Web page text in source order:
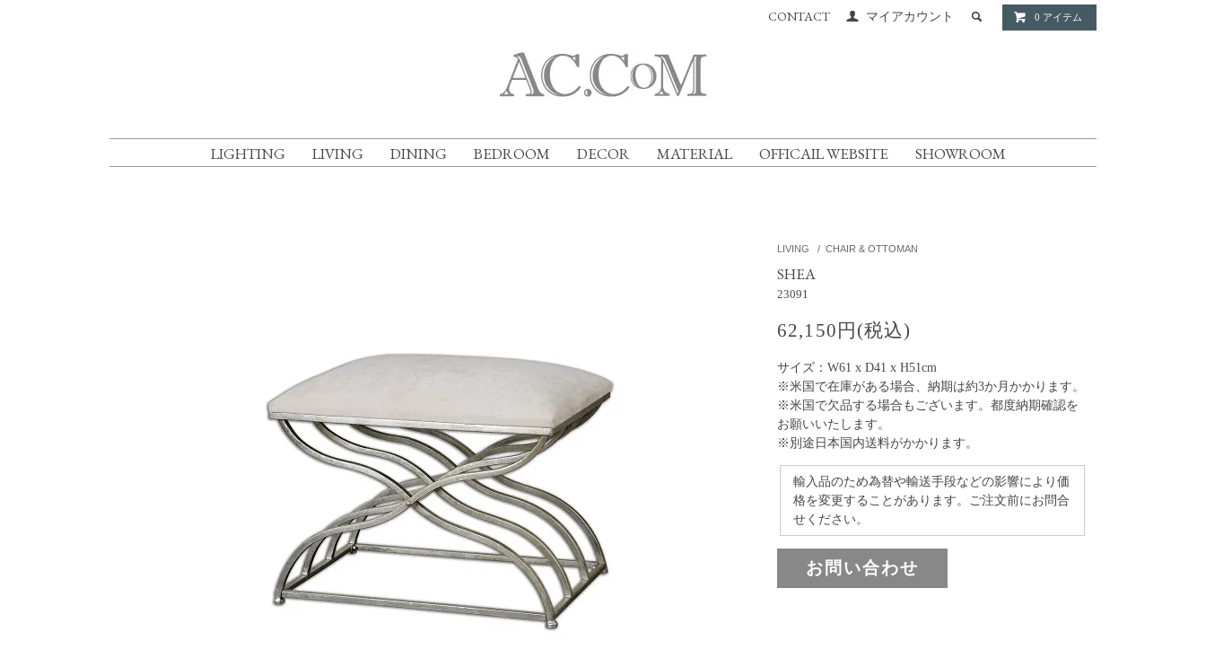
CONTACT マイアカウント 0 アイテム
LIGHTING LIVING DINING BEDROOM DECOR MATERIAL OFFICAIL WEBSITE SHOWROOM
LIVING / CHAIR & OTTOMAN
SHEA
23091
62,150円(税込)
サイズ：W61 x D41 x H51cm
※米国で在庫がある場合、納期は約3か月かかります。
※米国で欠品する場合もございます。都度納期確認を
お願いいたします。
※別途日本国内送料がかかります。
輸入品のため為替や輸送手段などの影響により価
格を変更することがあります。ご注文前にお問合
せください。
お問い合わせ